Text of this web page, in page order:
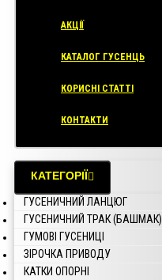
АКЦІЇ
КАТАЛОГ ГУСЕНЦЬ
КОРИСНІ СТАТТІ
КОНТАКТИ
КАТЕГОРІЇ
ГУСЕНИЧНИЙ ЛАНЦЮГ
ГУСЕНИЧНИЙ ТРАК (БАШМАК)
ГУМОВІ ГУСЕНИЦІ
ЗІРОЧКА ПРИВОДУ
КАТКИ ОПОРНІ